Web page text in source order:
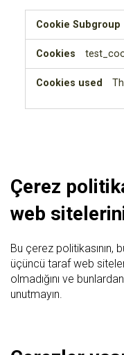
Cookies
Çerez
web
Bu çerez politikasının,
üçüncü taraf web
olmadığını ve
unutmayın.